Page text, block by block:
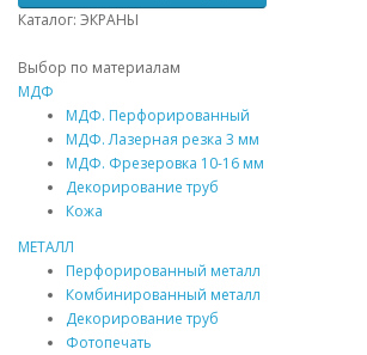
Каталог: ЭКРАНЫ
Выбор по материалам
МДФ
МДФ. Перфорированный
МДФ. Лазерная резка 3 мм
МДФ. Фрезеровка 10-16 мм
Декорирование труб
Кожа
МЕТАЛЛ
Перфорированный металл
Комбинированный металл
Декорирование труб
Фотопечать